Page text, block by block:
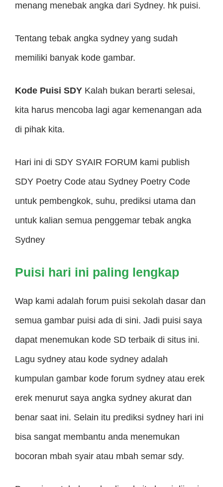
menang menebak angka dari Sydney. hk puisi.
Tentang tebak angka sydney yang sudah
memiliki banyak kode gambar.
Kode Puisi SDY Kalah bukan berarti selesai,
kita harus mencoba lagi agar kemenangan ada
di pihak kita.
Hari ini di SDY SYAIR FORUM kami publish
SDY Poetry Code atau Sydney Poetry Code
untuk pembengkok, suhu, prediksi utama dan
untuk kalian semua penggemar tebak angka
Sydney
Puisi hari ini paling lengkap
Wap kami adalah forum puisi sekolah dasar dan
semua gambar puisi ada di sini. Jadi puisi saya
dapat menemukan kode SD terbaik di situs ini.
Lagu sydney atau kode sydney adalah
kumpulan gambar kode forum sydney atau erek
erek menurut saya angka sydney akurat dan
benar saat ini. Selain itu prediksi sydney hari ini
bisa sangat membantu anda menemukan
bocoran mbah syair atau mbah semar sdy.